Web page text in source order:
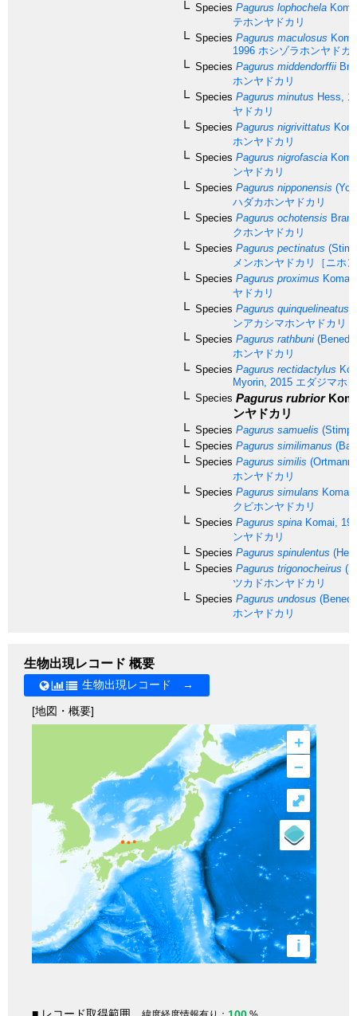
Species Pagurus lophochela
テホンヤドカリ
Species Pagurus maculosus
1996 ホシゾラホンヤドカ
Species Pagurus middendorffii
ホンヤドカリ
Species Pagurus minutus Hess,
ヤドカリ
Species Pagurus nigrivittatus
ホンヤドカリ
Species Pagurus nigrofascia
ンヤドカリ
Species Pagurus nipponensis
ハダカホンヤドカリ
Species Pagurus ochotensis
クホンヤドカリ
Species Pagurus pectinatus
メンホンヤドカリ［ニホ
Species Pagurus proximus
ヤドカリ
Species Pagurus quinquelineatus
ンアカシマホンヤドカリ
Species Pagurus rathbuni
ホンヤドカリ
Species Pagurus rectidactylus
Myorin, 2015 エダジマホ
Species Pagurus rubrior
ンヤドカリ
Species Pagurus samuelis
Species Pagurus similimanus
Species Pagurus similis
ホンヤドカリ
Species Pagurus simulans Komai,
クビホンヤドカリ
Species Pagurus spina Komai,
ンヤドカリ
Species Pagurus spinulentus
Species Pagurus trigonocheirus
ツカドホンヤドカリ
Species Pagurus undosus
ホンヤドカリ
生物出現レコード 概要
生物出現レコード →
[地図・概要]
+
–
i
⤢